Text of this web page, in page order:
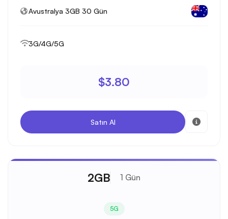
Avustralya 3GB 30 Gün
3G/4G/5G
$3.80
Satın Al
2GB 1 Gün
5G